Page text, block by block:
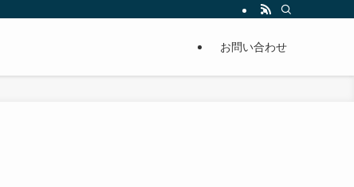
痩せることが出来るように分かりやすくまとめています。
お問い合わせ